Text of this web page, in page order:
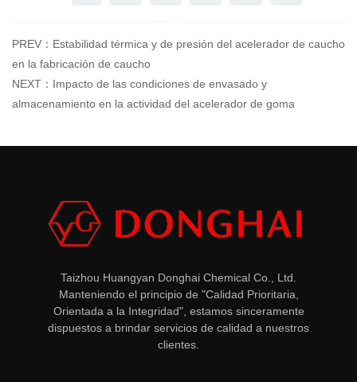
PREV：Estabilidad térmica y de presión del acelerador de caucho
en la fabricación de caucho
NEXT：Impacto de las condiciones de envasado y
almacenamiento en la actividad del acelerador de goma
Taizhou Huangyan Donghai Chemical Co., Ltd.
Manteniendo el principio de "Calidad Prioritaria,
Orientada a la Integridad", estamos sinceramente
dispuestos a brindar servicios de calidad a nuestros
clientes.